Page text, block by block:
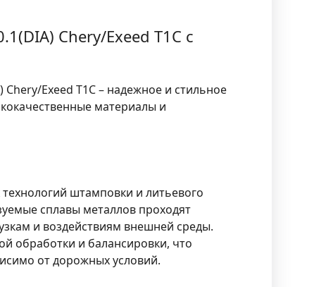
Chery/Exeed T1C с
Exeed T1C – надежное и стильное
материалы и
штамповки и литьевого
сплавы металлов проходят
и воздействиям внешней среды.
обработки и балансировки, что
от дорожных условий.